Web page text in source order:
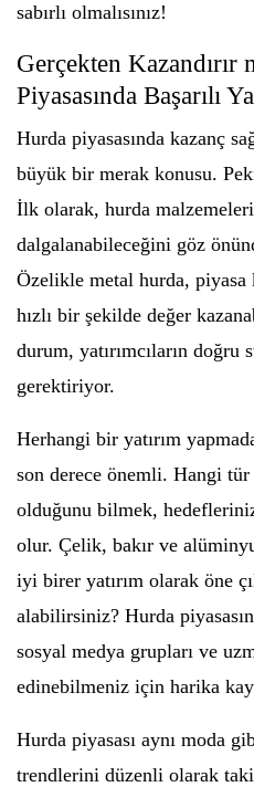
sabırlı olmalısınız!
Gerçekten Kazandırır
Piyasasında Başarılı
Hurda piyasasında kazanç
büyük bir merak konusu.
İlk olarak, hurda
dalgalanabileceğini göz
Özelikle metal hurda, piyasa
hızlı bir şekilde değer
durum, yatırımcıların
gerektiriyor.
Herhangi bir yatırım
son derece önemli. Hangi
olduğunu bilmek,
olur. Çelik, bakır ve
iyi birer yatırım olarak öne
alabilirsiniz? Hurda
sosyal medya grupları ve
edinebilmeniz için harika
Hurda piyasası aynı moda
trendlerini düzenli olarak